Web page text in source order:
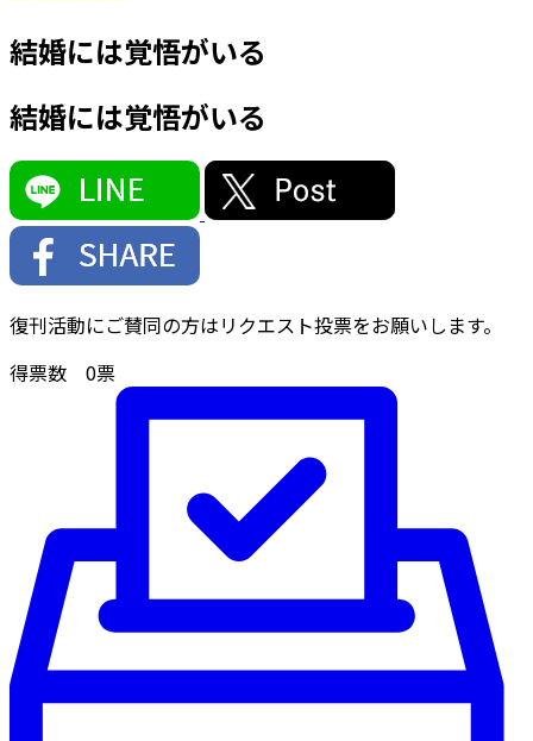
結婚には覚悟がいる
結婚には覚悟がいる
復刊活動にご賛同の方はリクエスト投票をお願いします。
得票数 0票